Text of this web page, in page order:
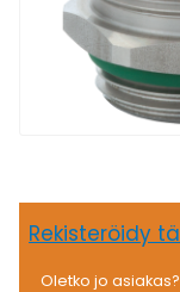
Rekisteröidy
Oletko jo asiakas?